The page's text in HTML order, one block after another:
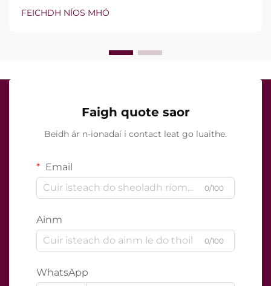
Áfach, níl an cheist fíor i ndáiríre an bhfuil na gnéithe
seo ann nó nach bhfuil, ach conas a oibríonn siad go
FEICHDH NÍOS MHÓ
Faigh quote saor
Beidh ár n-ionadaí i contact leat go luaithe.
Email
0/100
Ainm
0/100
WhatsApp